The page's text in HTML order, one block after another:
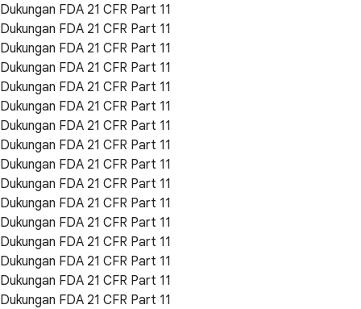
Dukungan FDA 21 CFR Part 11
Dukungan FDA 21 CFR Part 11
Dukungan FDA 21 CFR Part 11
Dukungan FDA 21 CFR Part 11
Dukungan FDA 21 CFR Part 11
Dukungan FDA 21 CFR Part 11
Dukungan FDA 21 CFR Part 11
Dukungan FDA 21 CFR Part 11
Dukungan FDA 21 CFR Part 11
Dukungan FDA 21 CFR Part 11
Dukungan FDA 21 CFR Part 11
Dukungan FDA 21 CFR Part 11
Dukungan FDA 21 CFR Part 11
Dukungan FDA 21 CFR Part 11
Dukungan FDA 21 CFR Part 11
Dukungan FDA 21 CFR Part 11